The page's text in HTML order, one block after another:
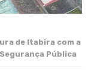
de Itabira com a
Pública